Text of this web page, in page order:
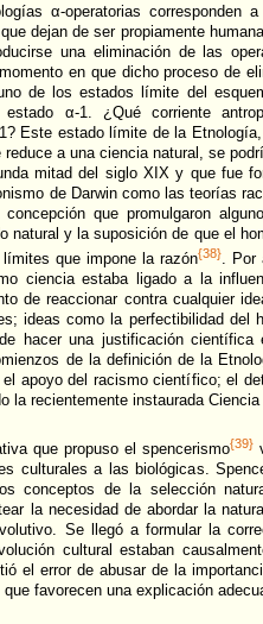
α-operatorias corresponden
dejan de ser propiamente
una eliminación de las
en que dicho proceso de
de los estados límite del
estado α-1. ¿Qué corriente
Este estado límite de la
a una ciencia natural, se
mitad del siglo XIX y que fue
de Darwin como las teorías
que promulgaron
natural y la suposición de que el
que impone la razón{38}
.
ciencia estaba ligado a la
de reaccionar contra cualquier
ideas como la perfectibilidad del
hacer una justificación
de la definición de la
apoyo del racismo científico; el
la recientemente instaurada
que propuso el spencerismo{39}
culturales a las biológicas.
conceptos de la selección
la necesidad de abordar la
Se llegó a formular la
cultural estaban
el error de abusar de la
favorecen una explicación